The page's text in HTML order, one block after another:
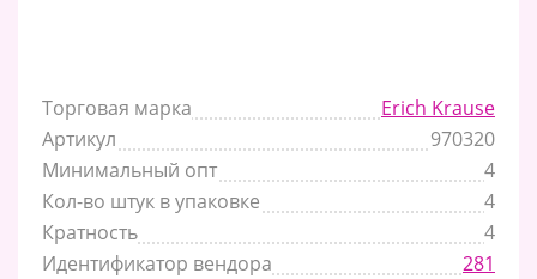
Торговая марка
Erich Krause
Артикул
970320
Минимальный опт
4
Кол-во штук в упаковке
4
Кратность
4
Идентификатор вендора
281